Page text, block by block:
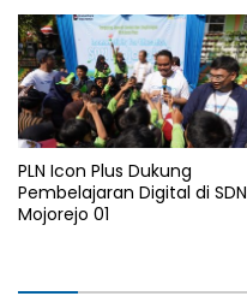
PLN Icon Plus Dukung
Pembelajaran Digital di SDN
Mojorejo 01